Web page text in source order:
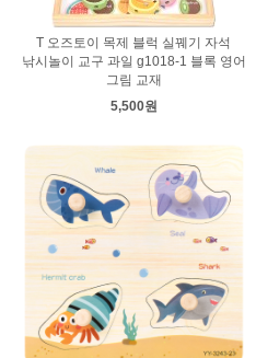
T 오즈토이 목제 블럭 실꿰기 자석
낚시놀이 교구 과일 g1018-1 블록 영어
그림 교재
5,500원